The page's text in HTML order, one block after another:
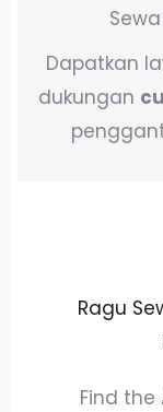
Dapatkan
dukungan
Ragu
Find the